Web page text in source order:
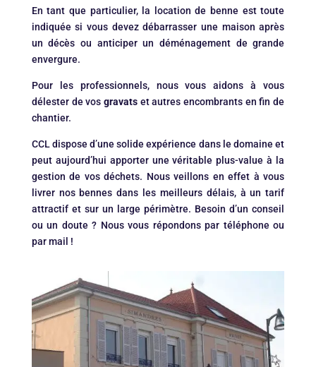
En tant que particulier, la location de benne est toute
indiquée si vous devez débarrasser une maison après
un décès ou anticiper un déménagement de grande
envergure.
Pour les professionnels, nous vous aidons à vous
délester de vos gravatset autres encombrants en fin de
chantier.
CCL dispose d’une solide expérience dans le domaine et
peut aujourd’hui apporter une véritable plus-value à la
gestion de vos déchets. Nous veillons en effet à vous
livrer nos bennes dans les meilleurs délais, à un tarif
attractif et sur un large périmètre. Besoin d’un conseil
ou un doute ? Nous vous répondons par téléphone ou
par mail !